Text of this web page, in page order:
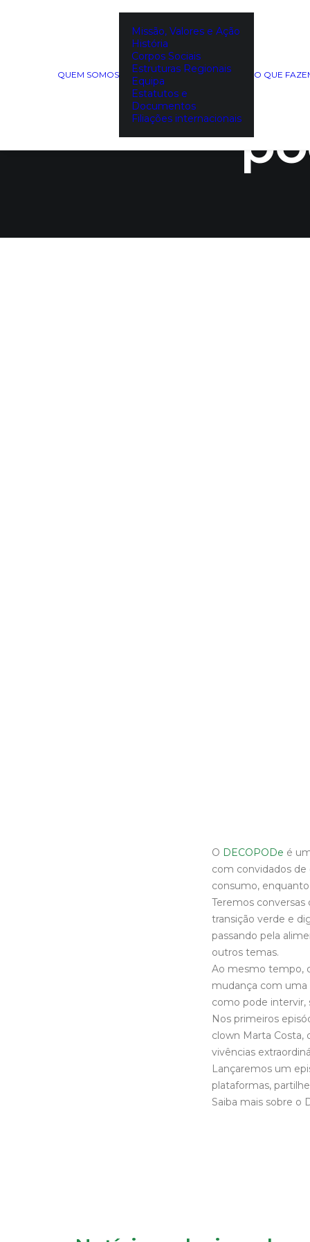
QUEM SOMOS
Missão, Valores e Ação
História
Corpos Sociais
Estruturas Regionais
Equipa
Estatutos e
Documentos
Filiações internacionais
O QUE
O DECOPODe é
com convidados de
consumo,
Teremos conversas
transição verde e
passando pela
outros temas.
Ao mesmo tempo,
mudança com uma
como pode intervir,
Nos primeiros
clown Marta Costa,
vivências
Lançaremos um
plataformas,
Saiba mais sobre o